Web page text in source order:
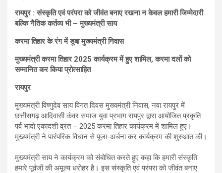
रायपुर : संस्कृति एवं परंपरा को जीवंत बनाए रखना न केवल हमारी जिम्मेदारी
बल्कि नैतिक कर्तव्य भी – मुख्यमंत्री साय
करमा तिहार के रंग में डूबा मुख्यमंत्री निवास
मुख्यमंत्री करमा तिहार 2025 कार्यक्रम में हुए शामिल, करमा दलों को
सम्मानित कर किया प्रोत्साहित
रायपुर
मुख्यमंत्री विष्णुदेव साय विगत दिवस मुख्यमंत्री निवास, नवा रायपुर में
छत्तीसगढ़ आदिवासी कंवर समाज युवा प्रभाग रायपुर द्वारा आयोजित प्रकृति
पर्व भादो एकादशी व्रत – 2025 करमा तिहार कार्यक्रम में शामिल हुए।
मुख्यमंत्री ने पारंपरिक विधान से पूजा-अर्चना कर कार्यक्रम की शुरुआत की।
मुख्यमंत्री साय ने कार्यक्रम को संबोधित करते हुए कहा कि हमारी संस्कृति
हमारे पूर्वजों की अमूल्य धरोहर है। इस संस्कृति एवं परंपरा को जीवंत बनाए